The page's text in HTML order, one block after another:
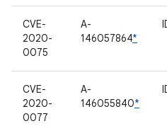
CVE-
2020-
0075
A-
146057864*
CVE-
2020-
0077
A-
146055840*